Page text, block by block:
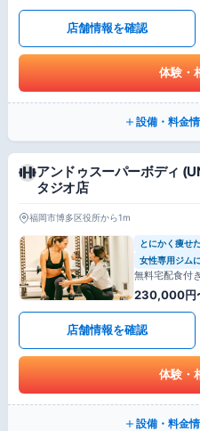
店舗情報を確認
体験・
設備・料金
アンドゥスーパーボディ
タジオ店
福岡市博多区役所から1m
とにかく痩せ
女性専用ジム
無料宅配食付
230,000円
店舗情報を確認
体験・
設備・料金